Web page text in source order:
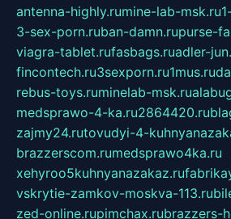
antenna-highly.rumine-lab-msk.ru
3-sex-porn.ruban-damn.rupurse-
viagra-tablet.rufasbags.ruadler-
fincontech.ru3sexporn.ru1mus.ru
rebus-toys.ruminelab-msk.ru
medsprawo-4-ka.ru2864420.ru
zajmy24.rutovudyi-4-
brazzerscom.rumedsprawo4ka.ru
xehyroo5kuhnyanazakaz.ru
vskrytie-zamkov-moskva-113.ru
zed-online.rupimchax.rubrazzers-